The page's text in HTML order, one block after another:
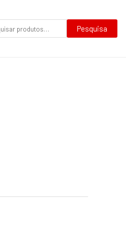
Pesquisa